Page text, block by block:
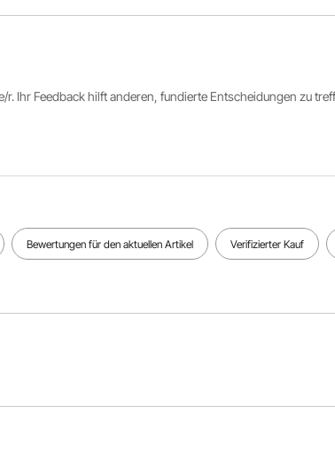
r. Ihr Feedback hilft anderen, fundierte Entscheidungen zu
Bewertungen für den aktuellen Artikel Verifizierter Kauf